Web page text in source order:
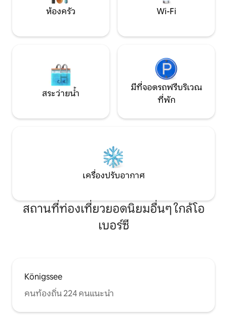
ห้องครัว Wi-Fi
สระว่ายน้ำ
มีที่จอดรถฟรีบริเวณ
ที่พัก
เครื่องปรับอากาศ
สถานที่ท่องเที่ยวยอดนิยมอื่นๆ ใกล้โอ
เบอร์ซี
Königssee
คนท้องถิ่น 224 คนแนะนำ